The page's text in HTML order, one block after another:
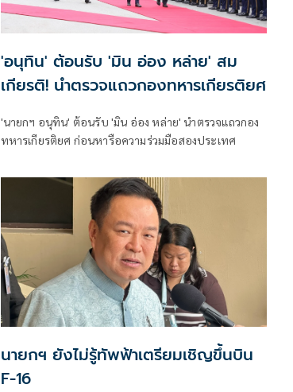
'อนุทิน' ต้อนรับ 'มิน อ่อง หล่าย' สม
เกียรติ! นำตรวจแถวกองทหารเกียรติยศ
'นายกฯ อนุทิน' ต้อนรับ 'มิน อ่อง หล่าย' นำตรวจแถวกอง
ทหารเกียรติยศ ก่อนหารือความร่วมมือสองประเทศ
นายกฯ ยังไม่รู้ทัพฟ้าเตรียมเชิญขึ้นบิน
F-16